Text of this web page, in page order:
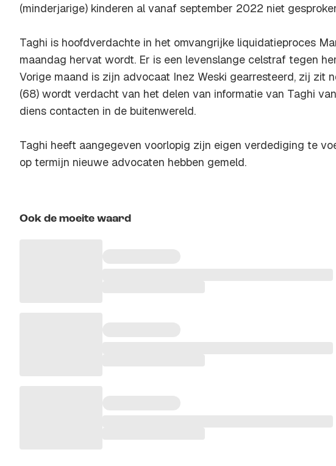
(minderjarige) kinderen al vanaf september 2022 niet
Taghi is hoofdverdachte in het omvangrijke liquidatieproces
maandag hervat wordt. Er is een levenslange celstraf tegen
Vorige maand is zijn advocaat Inez Weski gearresteerd, zij zit
(68) wordt verdacht van het delen van informatie van Taghi
diens contacten in de buitenwereld.
Taghi heeft aangegeven voorlopig zijn eigen verdediging te
op termijn nieuwe advocaten hebben gemeld.
Ook de moeite waard